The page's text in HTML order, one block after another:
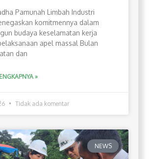
Pamunah Limbah Industri
komitmennya dalam
budaya keselamatan kerja
apel massal Bulan
dan
»
Tidak ada komentar
NEWS